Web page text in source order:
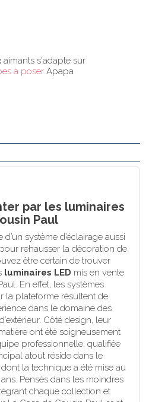
s'adapte sur
à poser Apapa
par les luminaires
Paul
système d’éclairage aussi
rehausser la décoration de
être certain de trouver
luminaires LED mis en vente
En effet, les systèmes
la plateforme résultent de
dans le domaine des
Côté design, leur
ont été soigneusement
professionnelle, qualifiée
atout réside dans le
la technique a été mise au
Pensés dans les moindres
chaque collection et